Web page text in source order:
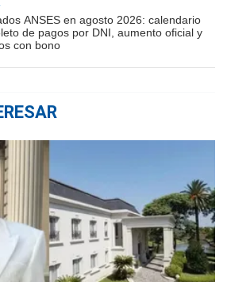
ANSES en agosto 2026: calendario
de pagos por DNI, aumento oficial y
con bono